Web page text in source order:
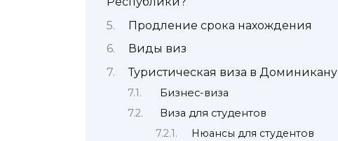
Продление срока нахождения
Виды виз
Туристическая виза в Доминикану
Бизнес-виза
Виза для студентов
Нюансы для студентов